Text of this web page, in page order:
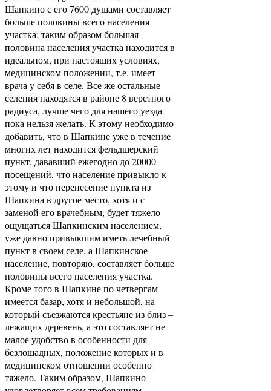
Шапкино с его 7600 душами составляет
больше половины всего населения
участка; таким образом большая
половина населения участка находится в
идеальном, при настоящих условиях,
медицинском положении, т.е. имеет
врача у себя в селе. Все же остальные
селения находятся в районе 8 верстного
радиуса, лучше чего для нашего уезда
пока нельзя желать. К этому необходимо
добавить, что в Шапкине уже в течение
многих лет находится фельдшерский
пункт, дававший ежегодно до 20000
посещений, что население привыкло к
этому и что перенесение пункта из
Шапкина в другое место, хотя и с
заменой его врачебным, будет тяжело
ощущаться Шапкинским населением,
уже давно привыкшим иметь лечебный
пункт в своем селе, а Шапкинское
население, повторяю, составляет больше
половины всего населения участка.
Кроме того в Шапкине по четвергам
имеется базар, хотя и небольшой, на
который съезжаются крестьяне из близ –
лежащих деревень, а это составляет не
малое удобство в особенности для
безлошадных, положение которых и в
медицинском отношении особенно
тяжело. Таким образом, Шапкино